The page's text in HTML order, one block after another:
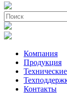
Компания
Продукция
Контакты